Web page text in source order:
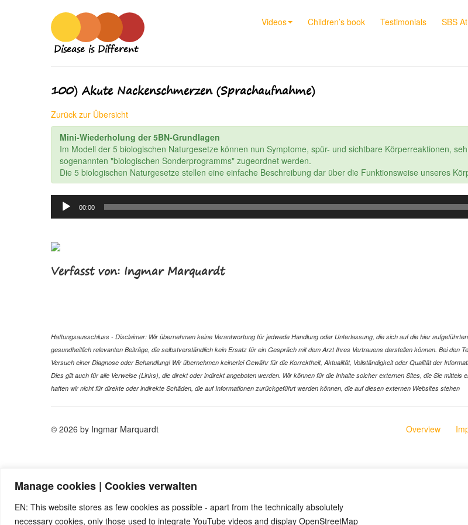
Manage cookies | Cookies verwalten
EN: This website stores as few cookies as possible - apart from the technically absolutely
necessary cookies, only those used to integrate YouTube videos and display OpenStreetMap
Videos Children’s book Testimonials SBS
Disease is Different
100) Akute Nackenschmerzen (Sprachaufnahme)
Zurück zur Übersicht
Mini-Wiederholung der 5BN-Grundlagen
Im Modell der 5 biologischen Naturgesetze können nun Symptome, spür- und sichtbare Körperreaktionen,
sogenannten "biologischen Sonderprogramms" zugeordnet werden.
Die 5 biologischen Naturgesetze stellen eine einfache Beschreibung dar über die Funktionsweise unseres
Audio
Player
00:00
Verfasst von: Ingmar Marquardt
Haftungsausschluss - Disclaimer: Wir übernehmen keine Verantwortung für jedwede Handlung oder Unterlassung, die sich auf die hier
gesundheitlich relevanten Beiträge, die selbstverständlich kein Ersatz für ein Gespräch mit dem Arzt Ihres Vertrauens darstellen können. Bei den
Versuch einer Diagnose oder Behandlung! Wir übernehmen keinerlei Gewähr für die Korrektheit, Aktualität, Vollständigkeit oder Qualität der
Dies gilt auch für alle Verweise (Links), die direkt oder indirekt angeboten werden. Wir können für die Inhalte solcher externen Sites, die Sie
haften wir nicht für direkte oder indirekte Schäden, die auf Informationen zurückgeführt werden können, die auf diesen externen Websites stehen
© 2026 by Ingmar Marquardt Overview